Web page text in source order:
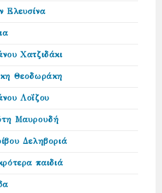
Ελευσίνα
Χατζιδάκι
Θεοδωράκη
Λοΐζου
Μαυρουδή
Δεληβοριά
παιδιά